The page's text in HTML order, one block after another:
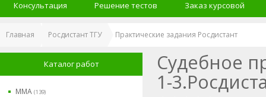
Консультация Решение тестов Заказ курсовой
Главная Росдистант ТГУ Практические задания Росдистант
Каталог работ
ММА (139)
Судебное
1-